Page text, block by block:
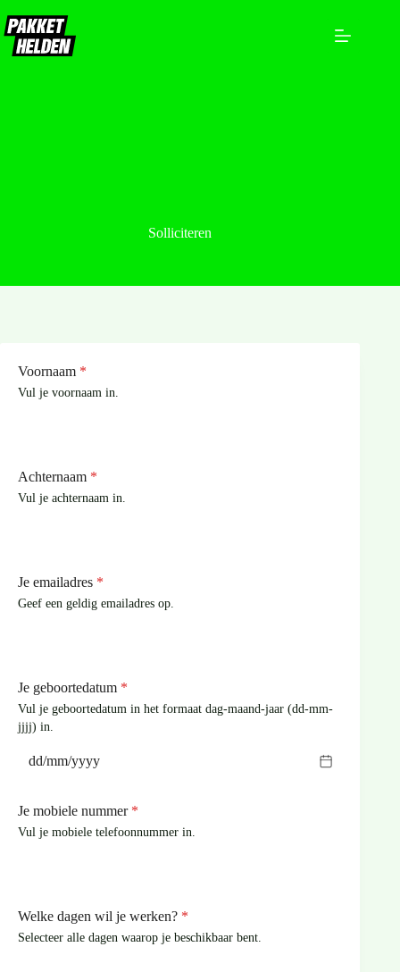
naar
de
inhoud
Solliciteren
Voornaam *
Vul je voornaam in.
Achternaam *
Vul je achternaam in.
Je emailadres *
Geef een geldig emailadres op.
Je geboortedatum *
Vul je geboortedatum in het formaat dag-maand-jaar (dd-mm-
jjjj) in.
dd/mm/yyyy
Je mobiele nummer *
Vul je mobiele telefoonnummer in.
Welke dagen wil je werken? *
Selecteer alle dagen waarop je beschikbaar bent.